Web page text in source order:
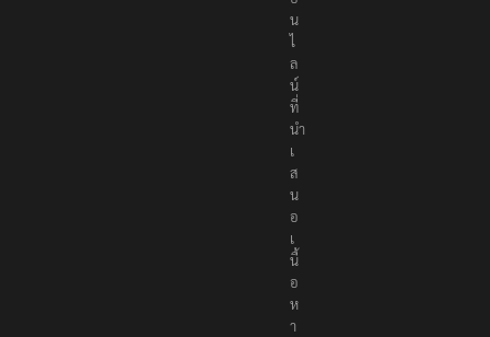
น
ไ
ล
น์
ที่
นำ
เ
ส
น
อ
เ
นื้
อ
ห
า